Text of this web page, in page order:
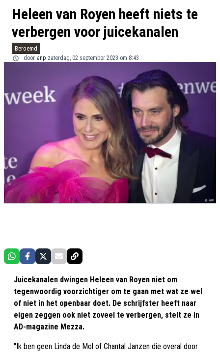
Heleen van Royen heeft niets te
verbergen voor juicekanalen
Beroemd
door anp zaterdag, 02 september 2023 om 8:43
Juicekanalen dwingen Heleen van Royen niet om
tegenwoordig voorzichtiger om te gaan met wat ze wel
of niet in het openbaar doet. De schrijfster heeft naar
eigen zeggen ook niet zoveel te verbergen, stelt ze in
AD-magazine Mezza.
"Ik ben geen Linda de Mol of Chantal Janzen die overal door